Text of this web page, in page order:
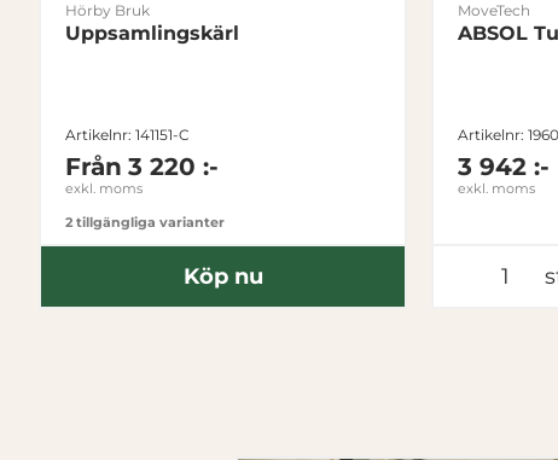
Hörby Bruk
Uppsamlingskärl
Artikelnr: 141151-C
Från 3 220 :-
exkl. moms
2 tillgängliga varianter
Köp nu
MoveTech
ABSOL
Artikelnr:
3 942 :-
exkl. moms